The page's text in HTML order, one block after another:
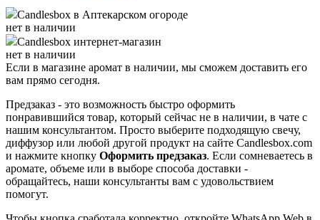
Candlesbox в Аптекарском огороде
нет в наличии
Candlesbox интернет-магазин
нет в наличии
Если в магазине аромат в наличии, мы сможем доставить его
вам прямо сегодня.
Предзаказ - это возможность быстро оформить
понравившийся товар, который сейчас не в наличии, в чате с
нашим консультантом. Просто выберите подходящую свечу,
диффузор или любой другой продукт на сайте Candlesbox.com
и нажмите кнопку Оформить предзаказ. Если сомневаетесь в
аромате, объеме или в выборе способа доставки -
обращайтесь, наши консультанты вам с удовольствием
помогут.